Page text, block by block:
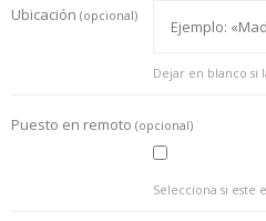
Ubicación (opcional)
Dejar en blanco si
Puesto en remoto (opcional)
Selecciona si este